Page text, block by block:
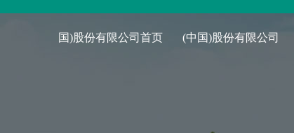
国)股份有限公司首页 (中国)股份有限公司